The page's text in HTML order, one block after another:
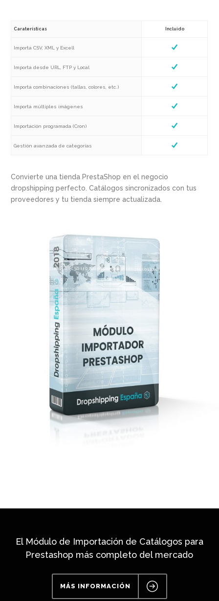
Caraterísticas Incluido
Importa CSV, XML y Excell
Importa desde URL, FTP y Local
Importa combinaciones (tallas, colores, etc.)
Importa múltiples imágenes
Importación programada (Cron)
Gestión avanzada de categorías
Convierte una tienda PrestaShop en el negocio
dropshipping perfecto. Catálogos sincronizados con tus
proveedores y tu tienda siempre actualizada.
El Módulo de Importación de Catálogos para
Prestashop más completo del mercado
MÁS INFORMACIÓN